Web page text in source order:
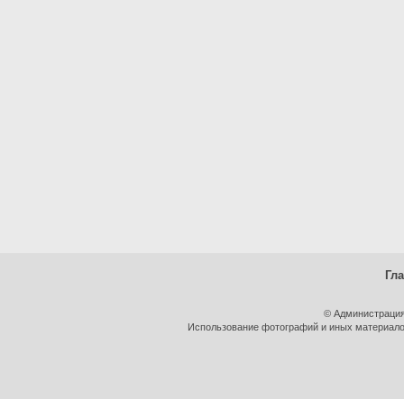
©
Использование фотографий и иных